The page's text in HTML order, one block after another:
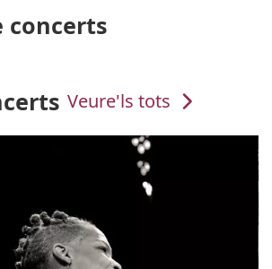
concerts
Veure'ls tots